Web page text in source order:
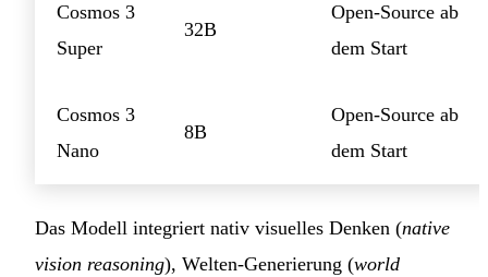
Cosmos 3
Super
32B
Open-Source ab
dem Start
Cosmos 3
Nano
8B
Open-Source ab
dem Start
Das Modell integriert nativ visuelles Denken (native
vision reasoning), Welten-Generierung (world